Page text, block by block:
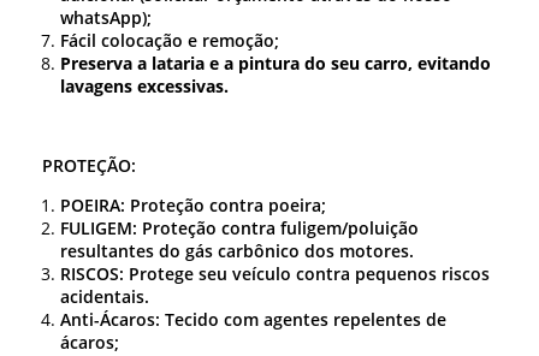
whatsApp);
Fácil colocação e remoção;
Preserva a lataria e a pintura do seu carro, evitando
lavagens excessivas.
PROTEÇÃO:
POEIRA: Proteção contra poeira;
FULIGEM: Proteção contra fuligem/poluição
resultantes do gás carbônico dos motores.
RISCOS: Protege seu veículo contra pequenos riscos
acidentais.
Anti-Ácaros: Tecido com agentes repelentes de
ácaros;